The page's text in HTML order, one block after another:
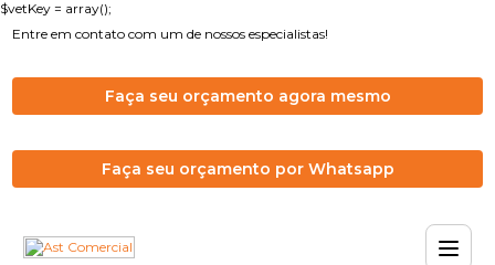
$vetKey = array();
Entre em contato com um de nossos especialistas!
Faça seu orçamento agora mesmo
Faça seu orçamento por Whatsapp